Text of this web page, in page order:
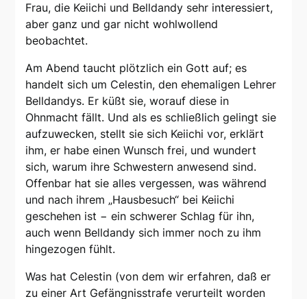
Frau, die Keiichi und Belldandy sehr interessiert,
aber ganz und gar nicht wohlwollend
beobachtet.
Am Abend taucht plötzlich ein Gott auf; es
handelt sich um Celestin, den ehemaligen Lehrer
Belldandys. Er küßt sie, worauf diese in
Ohnmacht fällt. Und als es schließlich gelingt sie
aufzuwecken, stellt sie sich Keiichi vor, erklärt
ihm, er habe einen Wunsch frei, und wundert
sich, warum ihre Schwestern anwesend sind.
Offenbar hat sie alles vergessen, was während
und nach ihrem „Hausbesuch“ bei Keiichi
geschehen ist − ein schwerer Schlag für ihn,
auch wenn Belldandy sich immer noch zu ihm
hingezogen fühlt.
Was hat Celestin (von dem wir erfahren, daß er
zu einer Art Gefängnisstrafe verurteilt worden